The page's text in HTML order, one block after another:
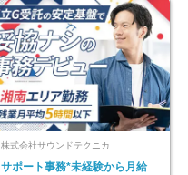
株式会社サウンドテクニカ
サポート事務*未経験から月給